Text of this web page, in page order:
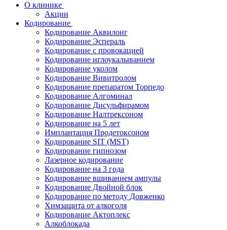
О клинике
Акции
Кодирование
Кодирование Аквилонг
Кодирование Эспераль
Кодирование с провокацией
Кодирование иглоукалыванием
Кодирование уколом
Кодирование Вивитролом
Кодирование препаратом Торпедо
Кодирование Алгоминал
Кодирование Дисульфирамом
Кодирование Налтрексоном
Кодирование на 5 лет
Имплантация Продетоксоном
Кодирование SIT (MST)
Кодирование гипнозом
Лазерное кодирование
Кодирование на 3 года
Кодирование вшиванием ампулы
Кодирование Двойной блок
Кодирование по методу Довженко
Химзащита от алкоголя
Кодирование Актоплекс
Алкоблокада